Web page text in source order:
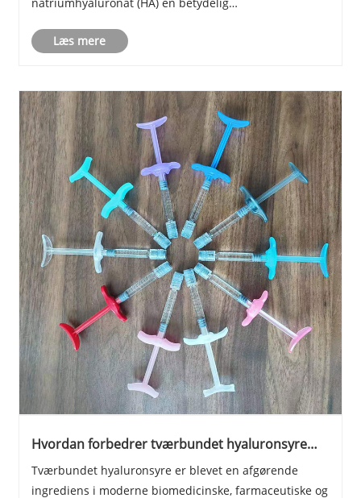
natriumhyaluronat (HA) en betydelig
oftalmologi driver nye anvendelser inden for
Læs mere
Hvordan forbedrer tværbundet hyaluronsyre
formuleringer?
Tværbundet hyaluronsyre er blevet en afgørende
ingrediens i moderne biomedicinske, farmaceutiske og